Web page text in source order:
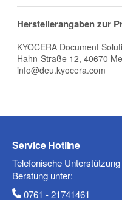
Mobiltelefon
Herstellerangaben zur
KYOCERA Document
Hahn-Straße 12, 40670
info@deu.kyocera.com
Service Hotline
Telefonische
Beratung unter:
0761 - 21741461